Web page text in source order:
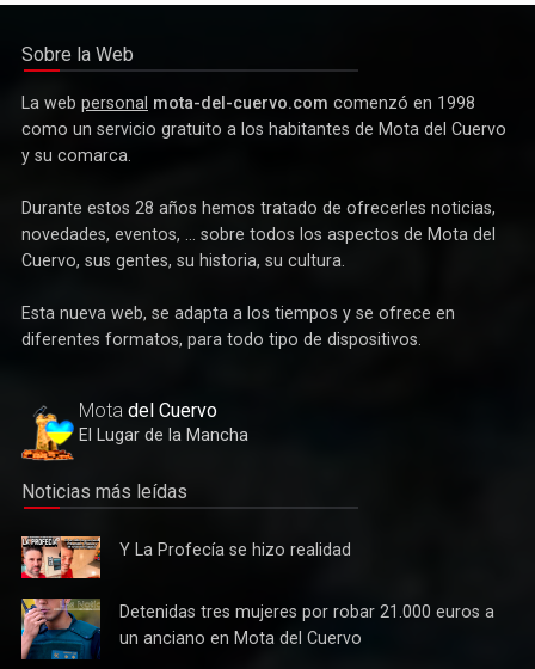
Deportes
La webpersonal mota-del-cuervo.comcomenzó en 1998
como un servicio gratuito a los habitantes de Mota del Cuervo
Durante estos 28 años hemos tratado de ofrecerles noticias,
novedades, eventos, ... sobre todos los aspectos de Mota del
Esta nueva web, se adapta a los tiempos y se ofrece en
Motadel Cuervo
Y La
Profecía
se hizo
realidad
Detenidas
tres
Detenidas tres mujeres por robar 21.000 euros a